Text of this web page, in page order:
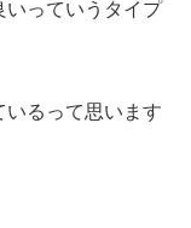
いっていうタイプ
いるって思います